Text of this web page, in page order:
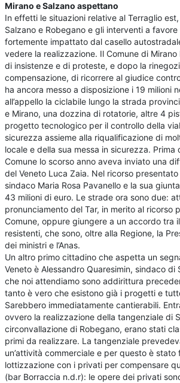
Mirano e Salzano aspettano
In effetti le situazioni relative al Terraglio
Salzano e Robegano e gli interventi a favore
fortemente impattato dal casello
vedere la realizzazione. Il Comune di
di insistenze e di proteste, e dopo la
compensazione, di ricorrere al giudice
ha ancora messo a disposizione i 19 milioni
all’appello la ciclabile lungo la strada
e Mirano, una dozzina di rotatorie, altre 4
progetto tecnologico per il controllo della
sicurezza assieme alla riqualificazione di
locale e della sua messa in sicurezza. Prima
Comune lo scorso anno aveva inviato una
del Veneto Luca Zaia. Nel ricorso
sindaco Maria Rosa Pavanello e la sua
43 milioni di euro. Le strade ora sono due:
pronunciamento del Tar, in merito al ricorso
Comune, oppure giungere a un accordo tra
resistenti, che sono, oltre alla Regione, la
dei ministri e l’Anas.
Un altro primo cittadino che aspetta un
Veneto è Alessandro Quaresimin, sindaco di
che noi attendiamo sono addirittura
tanto è vero che esistono già i progetti e
Sarebbero immediatamente cantierabili.
ovvero la realizzazione della tangenziale di
circonvallazione di Robegano, erano stati
primi da realizzare. La tangenziale
un’attività commerciale e per questo è
lottizzazione con i privati per compensare
(bar Borraccia n.d.r): le opere dei privati